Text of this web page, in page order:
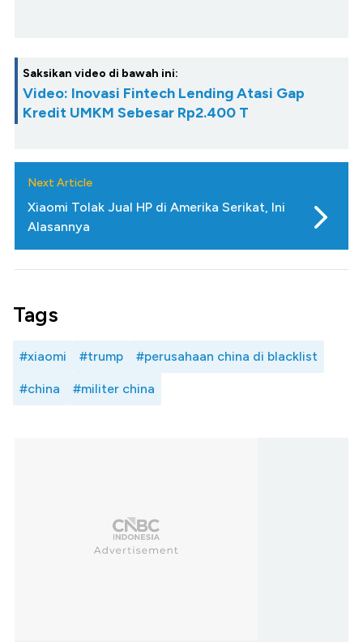
Saksikan video di bawah ini:
Video: Inovasi Fintech Lending Atasi Gap
Kredit UMKM Sebesar Rp2.400 T
Next Article
Xiaomi Tolak Jual HP di Amerika Serikat, Ini
Alasannya
Tags
#xiaomi #trump #perusahaan china di blacklist
#china #militer china